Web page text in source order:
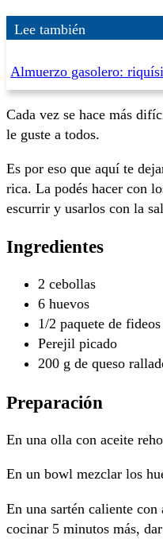
Lee también
Almuerzo gasolero:
Cada vez se hace más
le guste a todos.
Es por eso que aquí te
rica. La podés hacer con
escurrir y usarlos con la
Ingredientes
2 cebollas
6 huevos
1/2 paquete de
Perejil picado
200 g de queso
Preparación
En una olla con aceite
En un bowl mezclar los
En una sartén caliente
cocinar 5 minutos más,